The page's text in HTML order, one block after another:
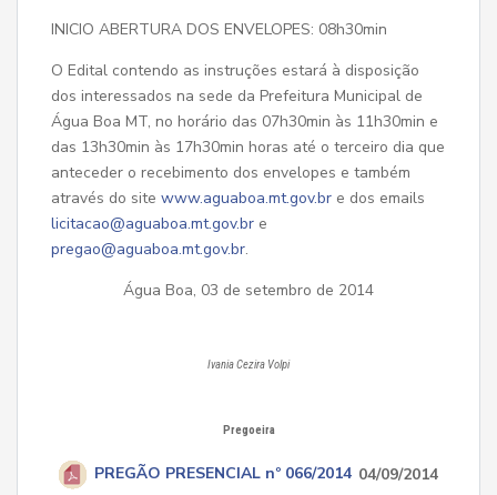
INICIO ABERTURA DOS ENVELOPES: 08h30min
O Edital contendo as instruções estará à disposição
dos interessados na sede da Prefeitura Municipal de
Água Boa MT, no horário das 07h30min às 11h30min e
das 13h30min às 17h30min horas até o terceiro dia que
anteceder o recebimento dos envelopes e também
através do site www.aguaboa.mt.gov.br e dos emails
licitacao@aguaboa.mt.gov.br e
pregao@aguaboa.mt.gov.br.
Água Boa, 03 de setembro de 2014
Ivania Cezira Volpi
Pregoeira
PREGÃO PRESENCIAL nº 066/2014 04/09/2014